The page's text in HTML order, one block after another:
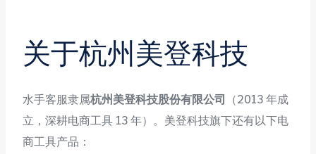
关于杭州美登科技
水手客服隶属杭州美登科技股份有限公司
（2013 年成
立，深耕电商工具 13 年）。美登科技旗下还有以下电
商工具产品：